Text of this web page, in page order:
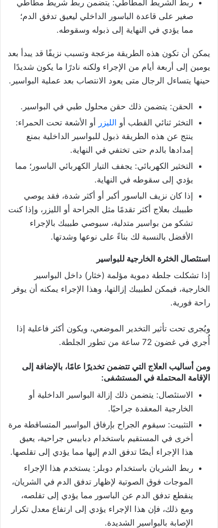
ربط الشريط المطاطي: يتضمن ربط شريط مطاطي
صغير على قاعدة الباسور الداخلي ليعيق تدفق الدم؛
مما يؤدي في النهاية إلى ذبوله وسقوطه.
يمكن أن تكون هذه الطريقة مزعجة وتسبب نزيفًا قد يبدأ بعد
يومين إلى أربعة أيام من الإجراء ولكنه نادرًا ما يكون شديدًا
حينها يتساءل الرجال متى يعود الانتصاب بعد عملية البواسير.
الحقن: يتضمن ذلك حقن محلول طبي في البواسير.
التخثر ثنائي القطب أو الليزر أو الأشعة تحت الحمراء:
ينتج عن هذه الطريقة ذبول للبواسير الداخلية بمنع
إمدادها بالدم حتى تختفي في النهاية.
التخثير الكهربائي: يجفف التيار الكهربائي الباسور؛ مما
يؤدي إلى سقوطه في النهاية.
إذا كان نزيف الباسور أكبر أو أكثر شدة، فقد يوصي
طبيبك بعلاج أكثر تقدمًا مثل الجراحة أو الليزر، وإذا كنت
تشكو من بواسير متدلية، سيوصي طبيبك بالإجراء
الأفضل بالنسبة لك بناءً على نوعها وشدتها.
استئصال الخثرة الخارجية للبواسير
إذا تشكلت جلطة دموية مؤلمة (خثار) داخل البواسير
الخارجية، فيمكن لطبيبك إزالتها، وهذا الإجراء يمكنه أن يوفر
راحة فورية.
ويُجرى تحت تأثير التخدير الموضعي، ويكون أكثر فاعلية إذا
أُجري في غضون 72 ساعة من تطور الجلطة.
ومن أساليب العلاج التي تتضمن تخديرًا عامًا، بالإضافة إلى
الإقامة المحتملة في المستشفى:
الاستئصال: يتضمن ذلك إزالة البواسير الداخلية أو
الخارجية المعقدة جراحيًا.
التثبيت: سيقوم الجراح بإرفاق البواسير المتساقطة مرة
أخرى في المستقيم باستخدام دبابيس جراحية، يعيق
هذا الإجراء أيضًا تدفق الدم إليها مما يؤدي إلى تقلصها.
ربط الشريان باستخدام دوبلر: يستخدم هذا الإجراء
الموجات فوق الصوتية لإظهار تدفق الدم في الشريان،
ينقطع تدفق الدم عن الباسور مما يؤدي إلى تقلصه،
ومع ذلك، فإن هذا الإجراء يؤدي إلى ارتفاع معدل تكرار
الإصابة بالبواسير الشديدة.